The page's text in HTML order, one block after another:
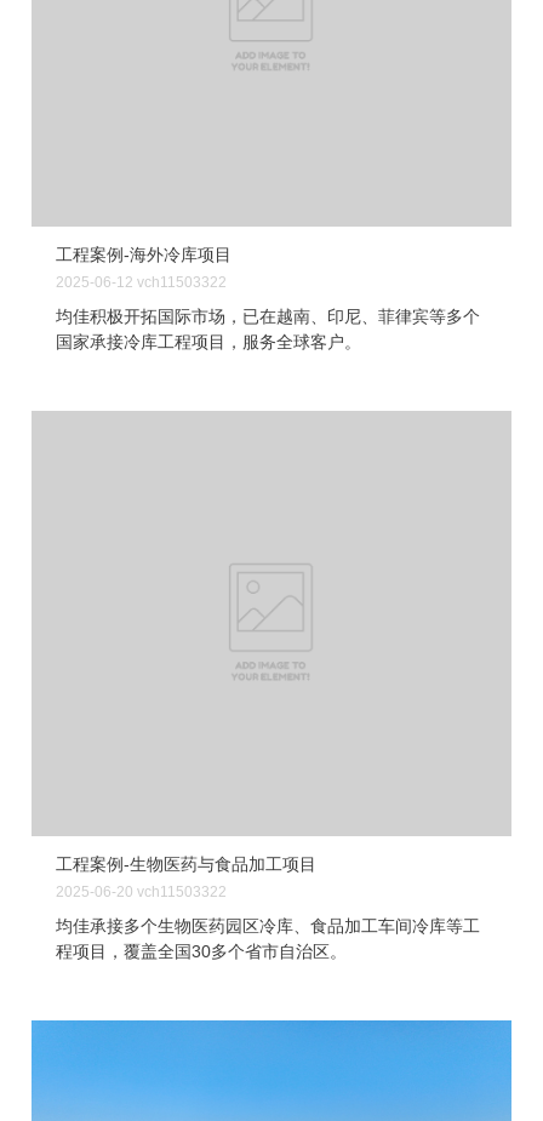
工程案例-海外冷库项目
2025-06-12 vch11503322
均佳积极开拓国际市场，已在越南、印尼、菲律宾等多个
国家承接冷库工程项目，服务全球客户。
工程案例-生物医药与食品加工项目
2025-06-20 vch11503322
均佳承接多个生物医药园区冷库、食品加工车间冷库等工
程项目，覆盖全国30多个省市自治区。